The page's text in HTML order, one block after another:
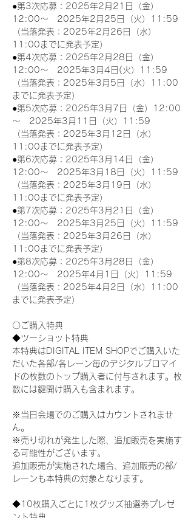
●第3次応募：2025年2月21日（金）
12:00～　2025年2月25日（火）11:59
（当落発表：2025年2月26日（水）
11:00までに発表予定）
●第4次応募：2025年2月28日（金）
12:00～　2025年3月4日(火）11:59
（当落発表：2025年3月5日（水）11:00
までに発表予定）
●第5次応募：2025年3月7日（金）12:00
～　2025年3月11日（火）11:59
（当落発表：2025年3月12日（水）
11:00までに発表予定）
●第6次応募：2025年3月14日（金）
12:00～　2025年3月18日（火）11:59
（当落発表：2025年3月19日（水）
11:00までに発表予定）
●第7次応募：2025年3月21日（金）
12:00～　2025年3月25日（火）11:59
（当落発表：2025年3月26日（水）
11:00までに発表予定）
●第8次応募：2025年3月28日（金）
12:00～　2025年4月1日（火）11:59
（当落発表：2025年4月2日（水）11:00
までに発表予定）
〇ご購入特典
◆ツーショット特典
本特典はDIGITAL ITEM SHOPでご購入いた
だいた各部/各レーン毎のデジタルブロマイ
ドの枚数のトップ購入者に付与されます。枚
数には鍵開け購入も含まれます。
※当日会場でのご購入はカウントされませ
ん。
※売り切れが発生した際、追加販売を実施す
る可能性がございます。
追加販売が実施された場合、追加販売の部/
レーンも本特典の対象となります。
◆10枚購入ごとに1枚グッズ抽選券プレゼ